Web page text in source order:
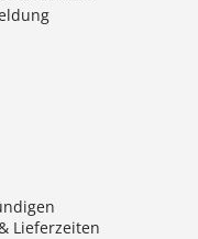
Lieferzeiten